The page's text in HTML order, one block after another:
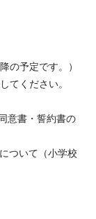
の予定です。）
てください。
意書・誓約書の
て（小学校